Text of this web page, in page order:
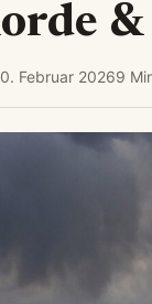
Februar 20269